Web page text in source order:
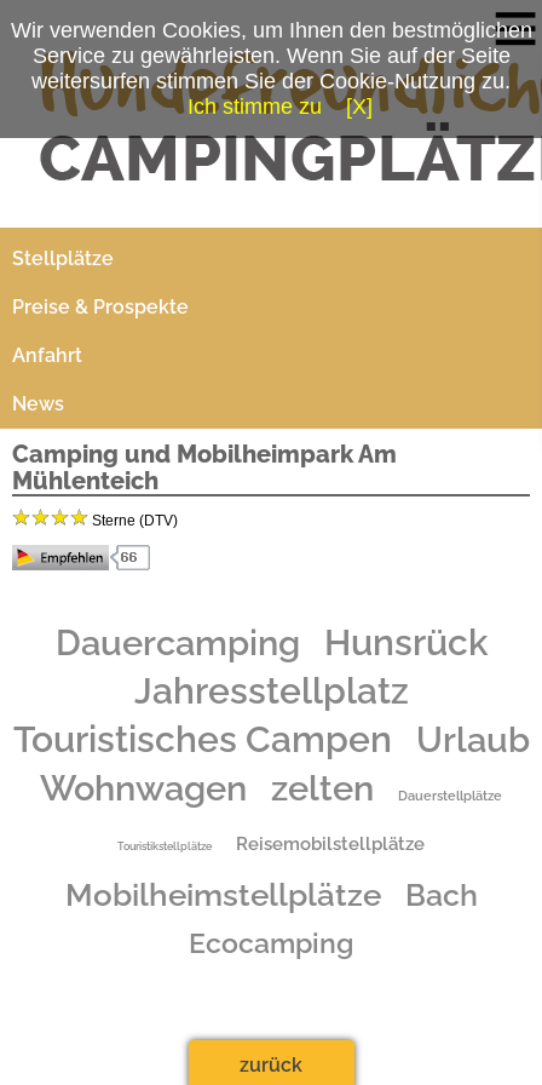
Campingplatzmenü
Stellplätze
Preise & Prospekte
Anfahrt
News
Camping und Mobilheimpark Am
Mühlenteich
Sterne (DTV)
Dauercamping
Hunsrück
Jahresstellplatz
Touristisches Campen
Urlaub
Wohnwagen zelten Dauerstellplätze
Touristikstellplätze Reisemobilstellplätze
Mobilheimstellplätze Bach
Ecocamping
zurück
Wir verwenden Cookies, um Ihnen den bestmöglichen
Service zu gewährleisten. Wenn Sie auf der Seite
weitersurfen stimmen Sie der Cookie-Nutzung zu.
Ich stimme zu
[X]